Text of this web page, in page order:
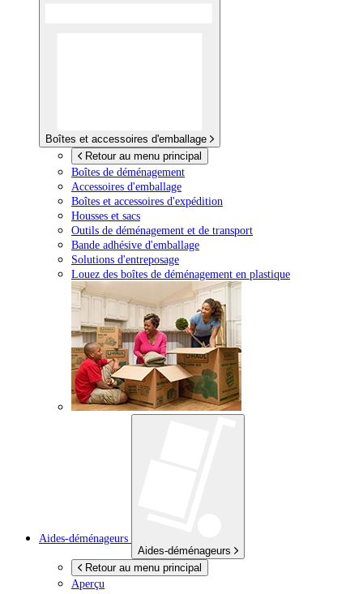
Boîtes et accessoires d'emballage
Retour au menu principal
Boîtes de déménagement
Accessoires d'emballage
Boîtes et accessoires d'expédition
Housses et sacs
Outils de déménagement et de transport
Bande adhésive d'emballage
Solutions d'entreposage
Louez des boîtes de déménagement en plastique
Aides-déménageurs
Aides-déménageurs
Retour au menu principal
Aperçu